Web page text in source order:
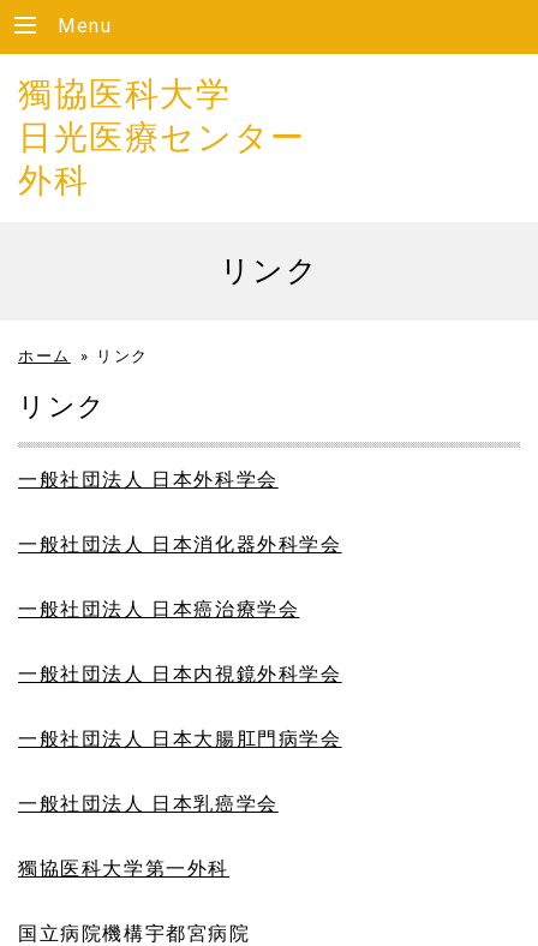
Menu
獨協医科大学
日光医療センター
外科
リンク
ホーム » リンク
リンク
一般社団法人 日本外科学会
一般社団法人 日本消化器外科学会
一般社団法人 日本癌治療学会
一般社団法人 日本内視鏡外科学会
一般社団法人 日本大腸肛門病学会
一般社団法人 日本乳癌学会
獨協医科大学第一外科
国立病院機構宇都宮病院